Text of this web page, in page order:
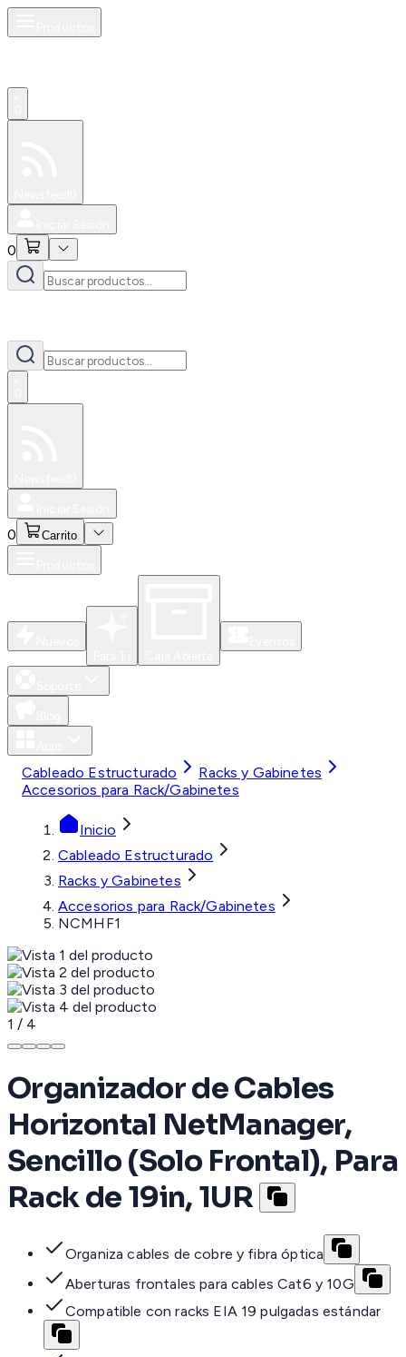
0
0 Carrito
Cableado Estructurado
Racks y Gabinetes
Accesorios para Rack/Gabinetes
Inicio
Cableado Estructurado
Racks y Gabinetes
Accesorios para Rack/Gabinetes
NCMHF1
1 / 4
Organizador de Cables
Horizontal NetManager,
Sencillo (Solo Frontal), Para
Rack de 19in, 1UR
Organiza cables de cobre y fibra óptica
Aberturas frontales para cables Cat6 y 10G
Compatible con racks EIA 19 pulgadas estándar